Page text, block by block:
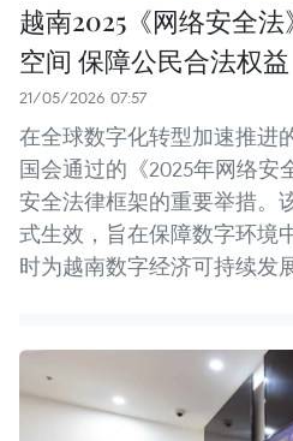
越南2025《网络安全
空间 保障公民合法权益
21/05/2026 07:57
在全球数字化转型加速推进
国会通过的《2025年网络安
安全法律框架的重要举措。
式生效，旨在保障数字环境
时为越南数字经济可持续发